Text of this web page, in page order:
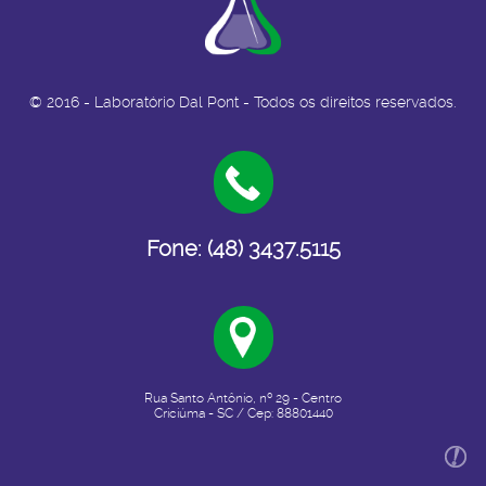
© 2016 - Laboratório Dal Pont - Todos os direitos reservados.
Fone: (48) 3437.5115
Rua Santo Antônio, nº 29 - Centro
Criciúma - SC / Cep: 88801440